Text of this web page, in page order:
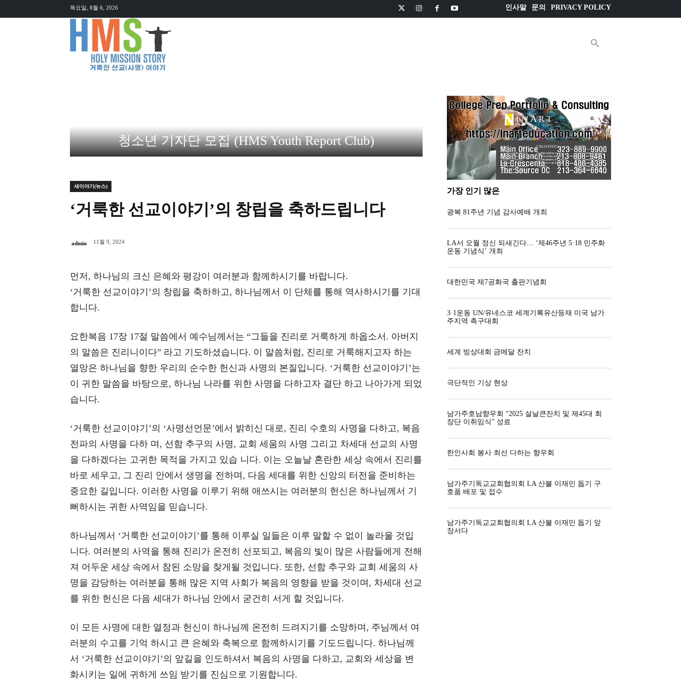
목요일, 8월 6, 2026 인사말 문의 PRIVACY POLICY
청소년 기자단 모집 (HMS Youth Report Club)
새이야기(뉴스)
‘거룩한 선교이야기’의 창립을 축하드립니다
admin 11월 9, 2024
먼저, 하나님의 크신 은혜와 평강이 여러분과 함께하시기를 바랍니다.
‘거룩한 선교이야기’의 창립을 축하하고, 하나님께서 이 단체를 통해 역사하시기를 기대
합니다.
요한복음 17장 17절 말씀에서 예수님께서는 “그들을 진리로 거룩하게 하옵소서. 아버지
의 말씀은 진리니이다” 라고 기도하셨습니다. 이 말씀처럼, 진리로 거룩해지고자 하는
열망은 하나님을 향한 우리의 순수한 헌신과 사명의 본질입니다. ‘거룩한 선교이야기’는
이 귀한 말씀을 바탕으로, 하나님 나라를 위한 사명을 다하고자 결단 하고 나아가게 되었
습니다.
‘거룩한 선교이야기’의 ‘사명선언문’에서 밝히신 대로, 진리 수호의 사명을 다하고, 복음
전파의 사명을 다하 며, 선함 추구의 사명, 교회 세움의 사명 그리고 차세대 선교의 사명
을 다하겠다는 고귀한 목적을 가지고 있습 니다. 이는 오늘날 혼란한 세상 속에서 진리를
바로 세우고, 그 진리 안에서 생명을 전하며, 다음 세대를 위한 신앙의 터전을 준비하는
중요한 길입니다. 이러한 사명을 이루기 위해 애쓰시는 여러분의 헌신은 하나님께서 기
뻐하시는 귀한 사역임을 믿습니다.
하나님께서 ‘거룩한 선교이야기’를 통해 이루실 일들은 이루 말할 수 없이 놀라울 것입
니다. 여러분의 사역을 통해 진리가 온전히 선포되고, 복음의 빛이 많은 사람들에게 전해
져 어두운 세상 속에서 참된 소망을 찾게될 것입니다. 또한, 선함 추구와 교회 세움의 사
명을 감당하는 여러분을 통해 많은 지역 사회가 복음의 영향을 받을 것이며, 차세대 선교
를 위한 헌신은 다음 세대가 하나님 안에서 굳건히 서게 할 것입니다.
이 모든 사명에 대한 열정과 헌신이 하나님께 온전히 드려지기를 소망하며, 주님께서 여
러분의 수고를 기억 하시고 큰 은혜와 축복으로 함께하시기를 기도드립니다. 하나님께
서 ‘거룩한 선교이야기’의 앞길을 인도하셔서 복음의 사명을 다하고, 교회와 세상을 변
화시키는 일에 귀하게 쓰임 받기를 진심으로 기원합니다.
가장 인기 많은
광복 81주년 기념 감사예배 개최
LA서 오월 정신 되새긴다… ‘제46주년 5·18 민주화
운동 기념식’ 개최
대한민국 제7공화국 출판기념회
3·1운동 UN/유네스코 세계기록유산등재 미국 남가
주지역 촉구대회
세계 빙상대회 금메달 잔치
극단적인 기상 현상
남가주호남향우회 “2025 설날큰잔치 및 제45대 회
장단 이취임식” 성료
한인사회 봉사 최선 다하는 향우회
남가주기독교교회협의회 LA 산불 이재민 돕기 구
호품 배포 및 접수
남가주기독교교회협의회 LA 산불 이재민 돕기 앞
장서다